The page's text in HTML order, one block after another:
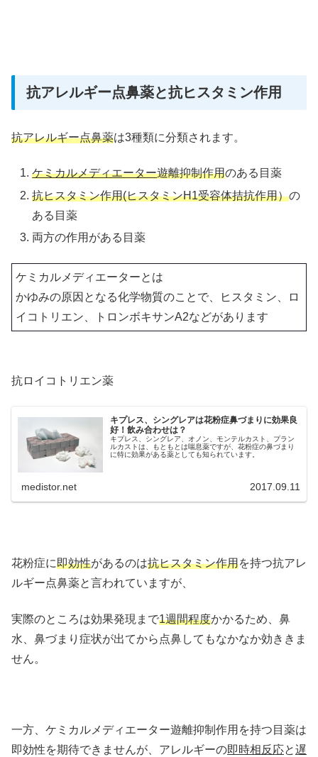
抗アレルギー点鼻薬と抗ヒスタミン作用
抗アレルギー点鼻薬は3種類に分類されます。
ケミカルメディエーター遊離抑制作用のある目薬
抗ヒスタミン作用(ヒスタミンH1受容体拮抗作用）の
ある目薬
両方の作用がある目薬
ケミカルメディエーターとは
かゆみの原因となる化学物質のことで、ヒスタミン、ロ
イコトリエン、トロンボキサンA2などがあります
抗ロイコトリエン薬
キプレス、シングレアは花粉症鼻づまりに効果良
好！飲み合わせは？
キプレス、シングレア、オノン、モンテルカスト、プラン
ルカストは、もともとは喘息薬ですが、花粉症の鼻づまり
に特に効果がある薬としても知られています。
medistor.net 2017.09.11
花粉症に即効性があるのは抗ヒスタミン作用を持つ抗アレ
ルギー点鼻薬と言われていますが、
実際のところは効果発現まで1週間程度かかるため、鼻
水、鼻づまり症状が出てから点鼻してもなかなか効ききま
せん。
一方、ケミカルメディエーター遊離抑制作用を持つ目薬は
即効性を期待できませんが、アレルギーの即時相反応と遅